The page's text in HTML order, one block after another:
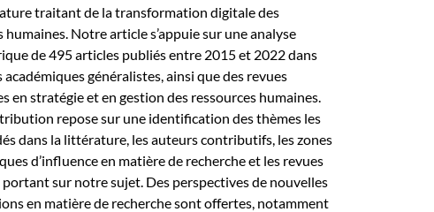
traitant de la transformation digitale des
humaines. Notre article s’appuie sur une analyse
de 495 articles publiés entre 2015 et 2022 dans
académiques généralistes, ainsi que des revues
en stratégie et en gestion des ressources humaines.
repose sur une identification des thèmes les
dans la littérature, les auteurs contributifs, les zones
d’influence en matière de recherche et les revues
sur notre sujet. Des perspectives de nouvelles
en matière de recherche sont offertes, notamment